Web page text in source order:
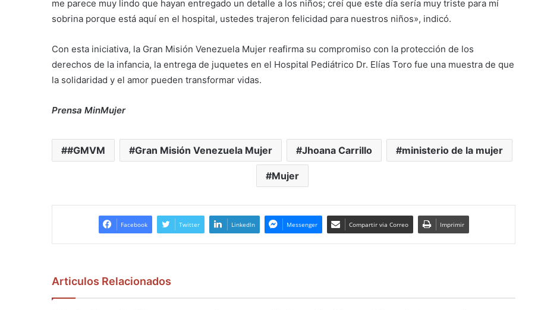
me parece muy lindo que hayan entregado un detalle a los niños; creí que este día sería muy triste para mí
sobrina porque está aquí en el hospital, ustedes trajeron felicidad para nuestros niños», indicó.
Con esta iniciativa, la Gran Misión Venezuela Mujer reafirma su compromiso con la protección de los
derechos de la infancia, la entrega de juquetes en el Hospital Pediátrico Dr. Elías Toro fue una muestra de que
la solidaridad y el amor pueden transformar vidas.
Prensa MinMujer
#GMVM Gran Misión Venezuela Mujer Jhoana Carrillo ministerio de la mujer
Mujer
Facebook Twitter LinkedIn Messenger Compartir via Correo Imprimir
Articulos Relacionados